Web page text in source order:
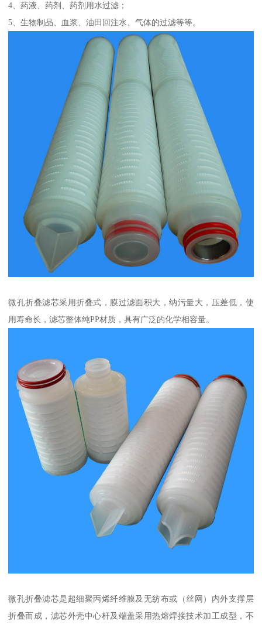
4、药液、药剂、药剂用水过滤；
5、生物制品、血浆、油田回注水、气体的过滤等等。
微孔折叠滤芯采用折叠式，膜过滤面积大，纳污量大，压差低，使
用寿命长，滤芯整体纯PP材质，具有广泛的化学相容量。
微孔折叠滤芯是超细聚丙烯纤维膜及无纺布或（丝网）内外支撑层
折叠而成，滤芯外壳中心杆及端盖采用热熔焊接技术加工成型，不